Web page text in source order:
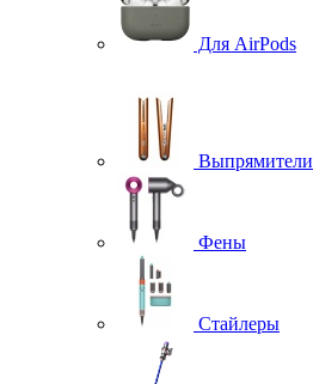
Для AirPods
Выпрямители
Фены
Стайлеры